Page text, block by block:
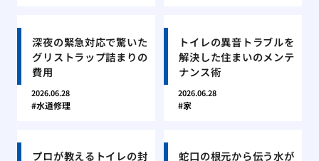
深夜の緊急対応で驚いた
グリストラップ詰まりの
費用
2026.06.28
水道修理
トイレの異音トラブルを
解決した住まいのメンテ
ナンス術
2026.06.28
家
プロが教えるトイレの封
蛇口の根元から伝う水が